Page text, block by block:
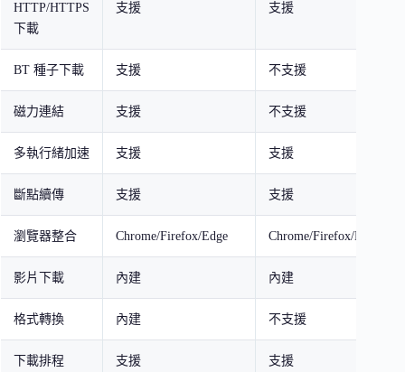
HTTP/HTTPS
下載
支援 支援
BT 種子下載 支援 不支援
磁力連結 支援 不支援
多執行緒加速 支援 支援
斷點續傳 支援 支援
瀏覽器整合 Chrome/Firefox/Edge Chrome/Firefox/Edge
影片下載 內建 內建
格式轉換 內建 不支援
下載排程 支援 支援